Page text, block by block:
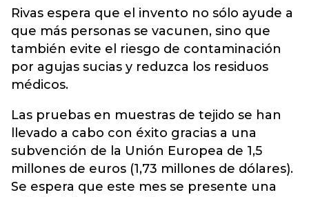
Rivas espera que el invento no sólo ayude a
que más personas se vacunen, sino que
también evite el riesgo de contaminación
por agujas sucias y reduzca los residuos
médicos.
Las pruebas en muestras de tejido se han
llevado a cabo con éxito gracias a una
subvención de la Unión Europea de 1,5
millones de euros (1,73 millones de dólares).
Se espera que este mes se presente una